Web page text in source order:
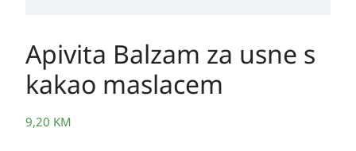
Apivita Balzam za usne s
kakao maslacem
9,20 KM